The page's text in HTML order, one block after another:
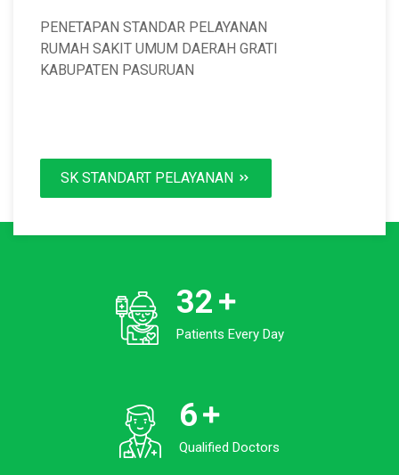
PENETAPAN STANDAR PELAYANAN
RUMAH SAKIT UMUM DAERAH GRATI
KABUPATEN PASURUAN
SK STANDART PELAYANAN
32
Patients Every Day
6
Qualified Doctors